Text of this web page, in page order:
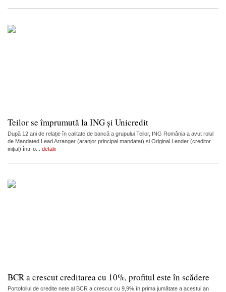
Teilor se împrumută la ING și Unicredit
După 12 ani de relație în calitate de bancă a grupului Teilor, ING România a avut rolul
de Mandated Lead Arranger (aranjor principal mandatat) și Original Lender (creditor
inițial) într-o... detalii
BCR a crescut creditarea cu 10%, profitul este în scădere
Portofoliul de credite nete al BCR a crescut cu 9,9% în prima jumătate a acestui an